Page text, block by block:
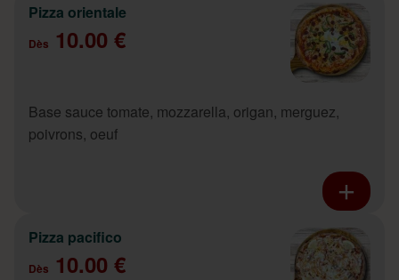
Pizza orientale
Dès 10.00 €
Base sauce tomate, mozzarella, origan, merguez,
poivrons, oeuf
Pizza pacifico
Dès 10.00 €